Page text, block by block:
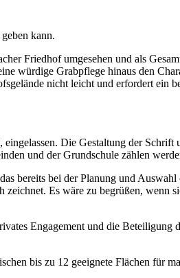
kann.
Friedhof umgesehen und als
würdige Grabpflege hinaus den
nicht leicht und erfordert ein
Die Gestaltung der Schrift
und der Grundschule zählen
bereits bei der Planung und
Es wäre zu begrüßen, wenn
Engagement und die Beteiligung
bis zu 12 geeignete Flächen für